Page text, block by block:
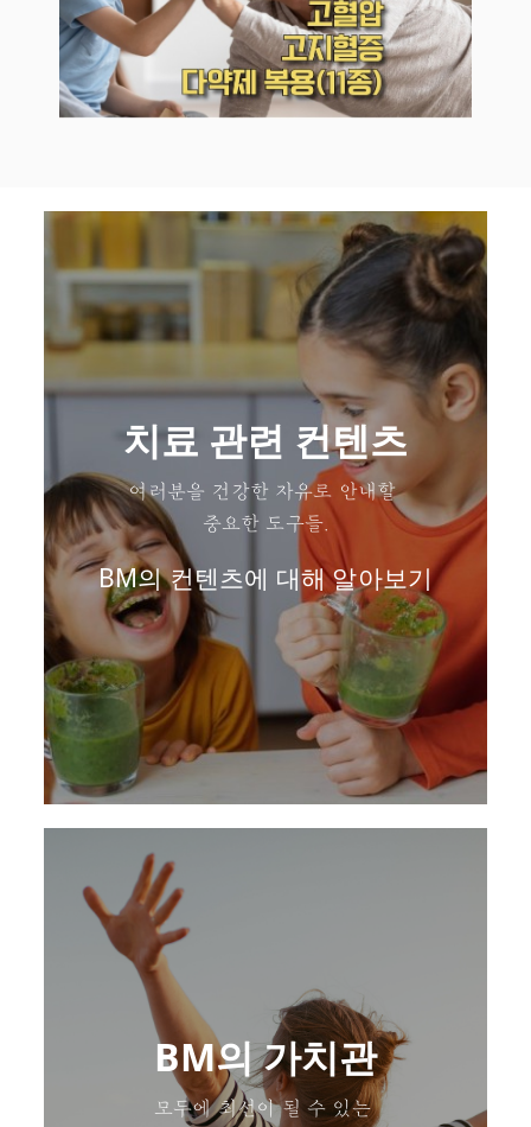
치료 관련 컨텐츠
여러분을 건강한 자유로 안내할
중요한 도구들.
BM의 컨텐츠에 대해 알아보기
BM의 가치관
모두에 최선이 될 수 있는